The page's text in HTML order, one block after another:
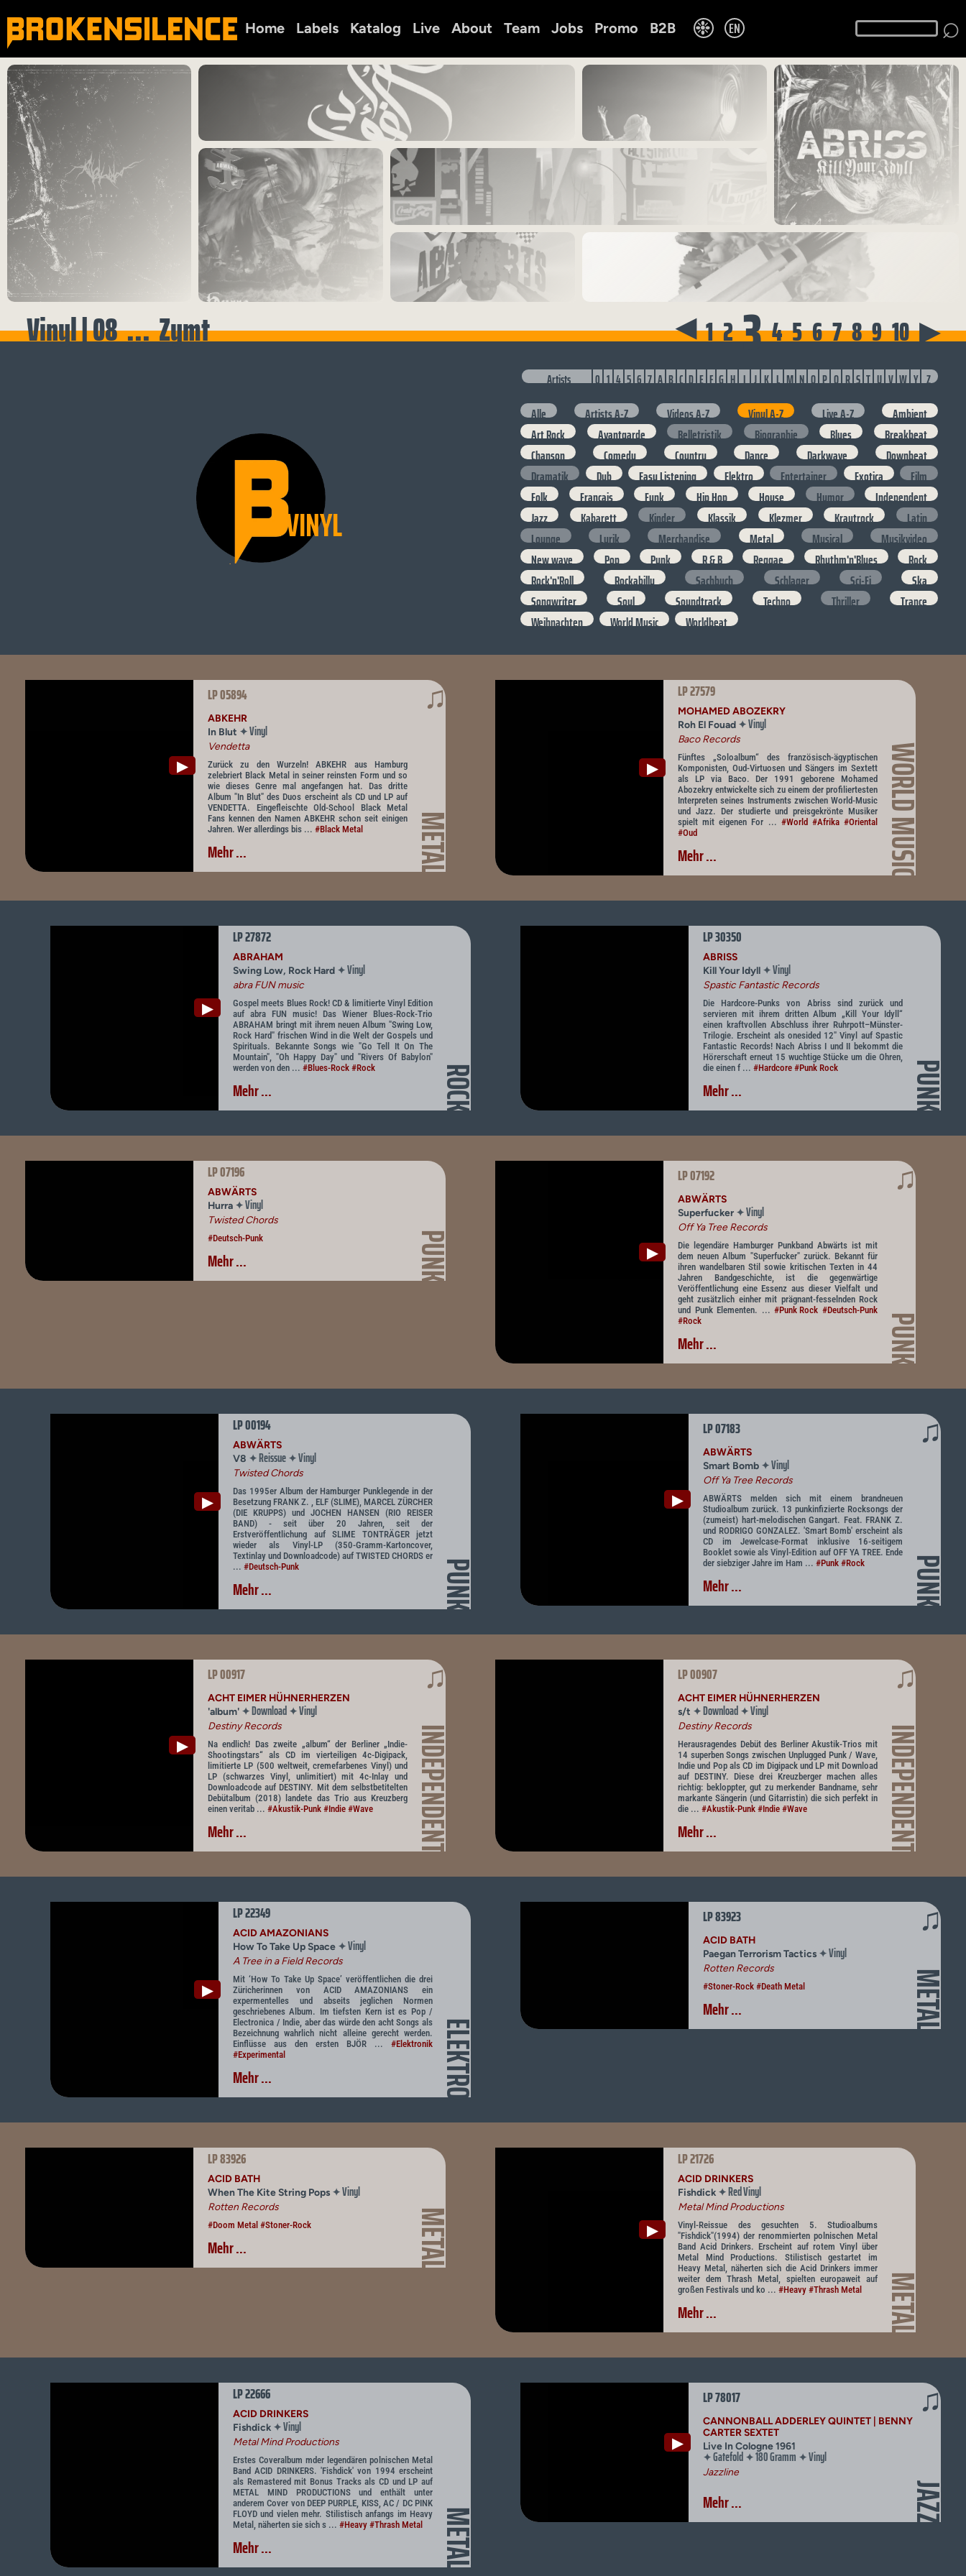
Home Labels Katalog Live About Team Jobs Promo B2B ❉ EN ⌕
Vinyl | 08 ... Zymt ▶ 1 2 3 4 5 6 7 8 9 10 ▶
VINYL
Artists 0 1 4 5 6 7 A B C D E F G H I J K L M N O P Q R S T U V W Y Z
Alle Artists A-Z Videos A-Z Vinyl A-Z Live A-Z
Ambient
Art Rock
Avantgarde Belletristik Biographie Blues
Breakbeat
Chanson
Comedy Country Dance Darkwave
Downbeat
Dramatik
Dub Easy Listening Elektro Entertainer Exotica
Film
Folk
Francais Funk Hip Hop House Humor
Independent
Jazz
Kabarett Kinder Klassik Klezmer Krautrock
Latin
Lounge
Lyrik Merchandise Metal Musical
Musikvideo
New wave
Pop Punk R & B Reggae Rhythm'n'Blues
Rock
Rock'n'Roll
Rockabilly Sachbuch Schlager Sci-Fi
Ska
Songwriter
Soul Soundtrack Techno Thriller
Trance
Weihnachten
World Music Worldbeat
▶
LP 05894 ♫
METAL
ABKEHR
In Blut ✦Vinyl
Vendetta
Zurück zu den Wurzeln! ABKEHR aus Hamburg
zelebriert Black Metal in seiner reinsten Form und so
wie dieses Genre mal angefangen hat. Das dritte
Album "In Blut" des Duos erscheint als CD und LP auf
VENDETTA. Eingefleischte Old-School Black Metal
Fans kennen den Namen ABKEHR schon seit einigen
Jahren. Wer allerdings bis ... #Black Metal
Mehr ...
▶
LP 27579
WORLD MUSIC
MOHAMED ABOZEKRY
Roh El Fouad ✦Vinyl
Baco Records
Fünftes „Soloalbum“ des französisch-ägyptischen
Komponisten, Oud-Virtuosen und Sängers im Sextett
als LP via Baco. Der 1991 geborene Mohamed
Abozekry entwickelte sich zu einem der profiliertesten
Interpreten seines Instruments zwischen World-Music
und Jazz. Der studierte und preisgekrönte Musiker
spielt mit eigenen For ... #World #Afrika #Oriental
#Oud
Mehr ...
▶
LP 27872
ROCK
ABRAHAM
Swing Low, Rock Hard ✦Vinyl
abra FUN music
Gospel meets Blues Rock! CD & limitierte Vinyl Edition
auf abra FUN music! Das Wiener Blues-Rock-Trio
ABRAHAM bringt mit ihrem neuen Album "Swing Low,
Rock Hard" frischen Wind in die Welt der Gospels und
Spirituals. Bekannte Songs wie "Go Tell It On The
Mountain", "Oh Happy Day" und "Rivers Of Babylon"
werden von den ... #Blues-Rock #Rock
Mehr ...
LP 30350
PUNK
ABRISS
Kill Your Idyll ✦Vinyl
Spastic Fantastic Records
Die Hardcore-Punks von Abriss sind zurück und
servieren mit ihrem dritten Album „Kill Your Idyll“
einen kraftvollen Abschluss ihrer Ruhrpott–Münster-
Trilogie. Erscheint als onesided 12" Vinyl auf Spastic
Fantastic Records! Nach Abriss I und II bekommt die
Hörerschaft erneut 15 wuchtige Stücke um die Ohren,
die einen f ... #Hardcore #Punk Rock
Mehr ...
LP 07196
PUNK
ABWÄRTS
Hurra ✦Vinyl
Twisted Chords
#Deutsch-Punk
Mehr ... ▶
LP 07192 ♫
PUNK
ABWÄRTS
Superfucker ✦Vinyl
Off Ya Tree Records
Die legendäre Hamburger Punkband Abwärts ist mit
dem neuen Album "Superfucker" zurück. Bekannt für
ihren wandelbaren Stil sowie kritischen Texten in 44
Jahren Bandgeschichte, ist die gegenwärtige
Veröffentlichung eine Essenz aus dieser Vielfalt und
geht zusätzlich einher mit prägnant-fesselnden Rock
und Punk Elementen. ...#Punk Rock #Deutsch-Punk
#Rock
Mehr ...
▶
LP 00194
PUNK
ABWÄRTS
V8 ✦Reissue✦Vinyl
Twisted Chords
Das 1995er Album der Hamburger Punklegende in der
Besetzung FRANK Z. , ELF (SLIME), MARCEL ZÜRCHER
(DIE KRUPPS) und JOCHEN HANSEN (RIO REISER
BAND) - seit über 20 Jahren, seit der
Erstveröffentlichung auf SLIME TONTRÄGER jetzt
wieder als Vinyl-LP (350-Gramm-Kartoncover,
Textinlay und Downloadcode) auf TWISTED CHORDS er
... #Deutsch-Punk
Mehr ...
▶
LP 07183 ♫
PUNK
ABWÄRTS
Smart Bomb ✦Vinyl
Off Ya Tree Records
ABWÄRTS melden sich mit einem brandneuen
Studioalbum zurück. 13 punkinfizierte Rocksongs der
(zumeist) hart-melodischen Gangart. Feat. FRANK Z.
und RODRIGO GONZALEZ. 'Smart Bomb' erscheint als
CD im Jewelcase-Format inklusive 16-seitigem
Booklet sowie als Vinyl-Edition auf OFF YA TREE. Ende
der siebziger Jahre im Ham ... #Punk #Rock
Mehr ...
▶
LP 00917 ♫
INDEPENDENT
ACHT EIMER HÜHNERHERZEN
'album' ✦Download✦Vinyl
Destiny Records
Na endlich! Das zweite „album“ der Berliner „Indie-
Shootingstars“ als CD im vierteiligen 4c-Digipack,
limitierte LP (500 weltweit, cremefarbenes Vinyl) und
LP (schwarzes Vinyl, unlimitiert) mit 4c-Inlay und
Downloadcode auf DESTINY. Mit dem selbstbetitelten
Debütalbum (2018) landete das Trio aus Kreuzberg
einen veritab ... #Akustik-Punk #Indie #Wave
Mehr ...
LP 00907 ♫
INDEPENDENT
ACHT EIMER HÜHNERHERZEN
s/t ✦Download✦Vinyl
Destiny Records
Herausragendes Debüt des Berliner Akustik-Trios mit
14 superben Songs zwischen Unplugged Punk / Wave,
Indie und Pop als CD im Digipack und LP mit Download
auf DESTINY. Diese drei Kreuzberger machen alles
richtig: bekloppter, gut zu merkender Bandname, sehr
markante Sängerin (und Gitarristin) die sich perfekt in
die ... #Akustik-Punk #Indie #Wave
Mehr ...
▶
LP 22349
ELEKTRO
ACID AMAZONIANS
How To Take Up Space ✦Vinyl
A Tree in a Field Records
Mit ‘How To Take Up Space’ veröffentlichen die drei
Züricherinnen von ACID AMAZONIANS ein
expermentelles und abseits jeglichen Normen
geschriebenes Album. Im tiefsten Kern ist es Pop /
Electronica / Indie, aber das würde den acht Songs als
Bezeichnung wahrlich nicht alleine gerecht werden.
Einflüsse aus den ersten BJÖR ... #Elektronik
#Experimental
Mehr ...
LP 83923 ♫
METAL
ACID BATH
Paegan Terrorism Tactics ✦Vinyl
Rotten Records
#Stoner-Rock #Death Metal
Mehr ...
LP 83926
METAL
ACID BATH
When The Kite String Pops ✦Vinyl
Rotten Records
#Doom Metal #Stoner-Rock
Mehr ...
▶
LP 21726
METAL
ACID DRINKERS
Fishdick ✦Red Vinyl
Metal Mind Productions
Vinyl-Reissue des gesuchten 5. Studioalbums
"Fishdick"(1994) der renommierten polnischen Metal
Band Acid Drinkers. Erscheint auf rotem Vinyl über
Metal Mind Productions. Stilistisch gestartet im
Heavy Metal, näherten sich die Acid Drinkers immer
weiter dem Thrash Metal, spielten europaweit auf
großen Festivals und ko ... #Heavy #Thrash Metal
Mehr ...
LP 22666
METAL
ACID DRINKERS
Fishdick ✦Vinyl
Metal Mind Productions
Erstes Coveralbum mder legendären polnischen Metal
Band ACID DRINKERS. 'Fishdick' von 1994 erscheint
als Remastered mit Bonus Tracks als CD und LP auf
METAL MIND PRODUCTIONS und enthält unter
anderem Cover von DEEP PURPLE, KISS, AC / DC PINK
FLOYD und vielen mehr. Stilistisch anfangs im Heavy
Metal, näherten sie sich s ... #Heavy #Thrash Metal
Mehr ...
▶
LP 78017 ♫
JAZZ
CANNONBALL ADDERLEY QUINTET | BENNY
CARTER SEXTET
Live In Cologne 1961
✦Gatefold✦180 Gramm ✦Vinyl
Jazzline
Mehr ...